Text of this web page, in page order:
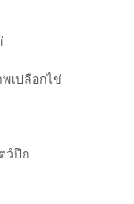
เปลือกไข่
ว์ปีก